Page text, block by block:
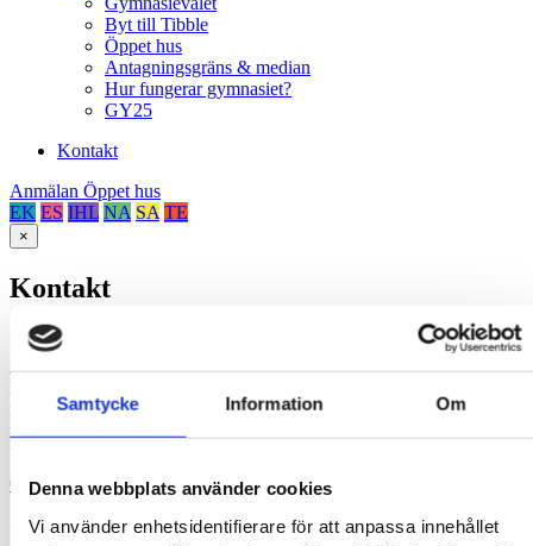
Samtycke Information Om
Denna webbplats använder cookies
Vi använder enhetsidentifierare för att anpassa innehållet
Byt till Tibble
Öppet hus
Antagningsgräns & median
Hur fungerar gymnasiet?
GY25
Kontakt
Anmälan Öppet hus
EK ES IHL NA SA TE
×
Kontakt
Växel
Måndag-Torsdag: 08.00-16.00
Fredag: 08.00-14.00
Lunchstängt: 12.00-13.00
08- 522 827 00